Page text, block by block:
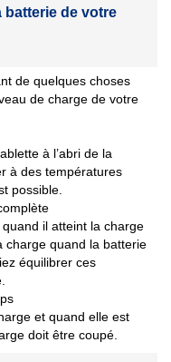
batterie de votre
de quelques choses
de charge de votre
à l’abri de la
à des températures
possible.
il atteint la charge
charge quand la batterie
équilibrer ces
et quand elle est
doit être coupé.